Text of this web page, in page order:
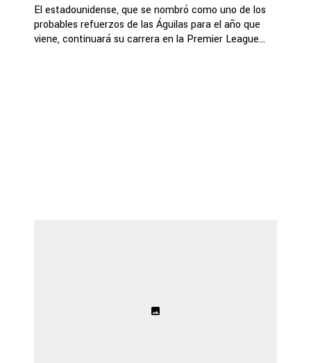
El estadounidense, que se nombró como uno de los
probables refuerzos de las Águilas para el año que
viene, continuará su carrera en la Premier League...